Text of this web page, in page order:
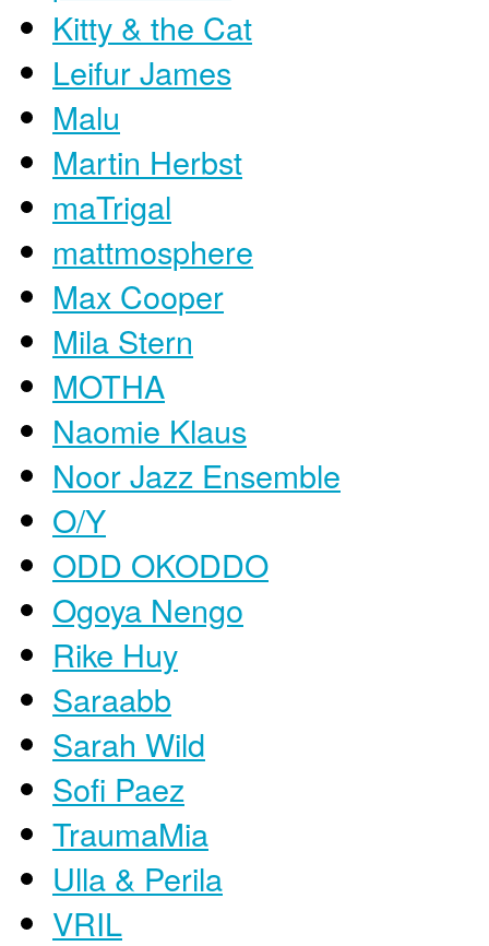
Kitty & the Cat
Leifur James
Malu
Martin Herbst
maTrigal
mattmosphere
Max Cooper
Mila Stern
MOTHA
Naomie Klaus
Noor Jazz Ensemble
O/Y
ODD OKODDO
Ogoya Nengo
Rike Huy
Saraabb
Sarah Wild
Sofi Paez
TraumaMia
Ulla & Perila
VRIL